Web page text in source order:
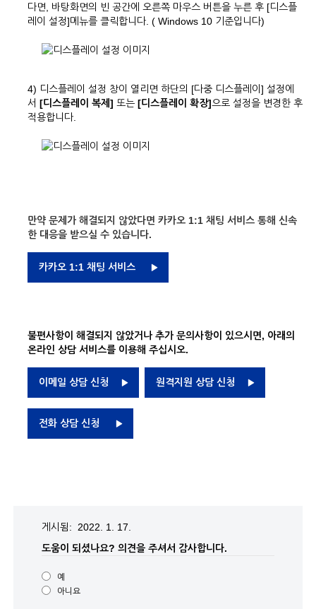
다면, 바탕화면의 빈 공간에 오른쪽 마우스 버튼을 누른 후 [디스플
레이 설정]메뉴를 클릭합니다. ( Windows 10 기준입니다)
4) 디스플레이 설정 창이 열리면 하단의 [다중 디스플레이] 설정에
서 [디스플레이 복제] 또는 [디스플레이 확장]으로 설정을 변경한 후
적용합니다.
만약 문제가 해결되지 않았다면 카카오 1:1 채팅 서비스 통해 신속
한 대응을 받으실 수 있습니다.
카카오 1:1 채팅 서비스
불편사항이 해결되지 않았거나 추가 문의사항이 있으시면, 아래의
온라인 상담 서비스를 이용해 주십시오.
이메일 상담 신청 원격지원 상담 신청
전화 상담 신청
게시됨: 2022. 1. 17.
도움이 되셨나요? 의견을 주셔서 감사합니다.
예
아니요